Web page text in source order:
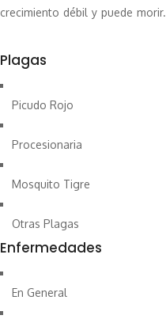
crecimiento débil y puede morir.
Plagas
Picudo Rojo
Procesionaria
Mosquito Tigre
Otras Plagas
Enfermedades
En General